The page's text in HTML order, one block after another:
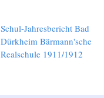
Schul-Jahresbericht Bad
Dürkheim Bärmann'sche
Realschule 1911/1912